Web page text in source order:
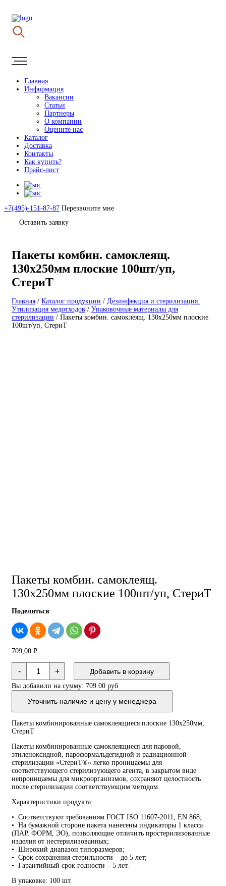
Главная
Информация
Вакансии
Статьи
Партнеры
О компании
Оцените нас
Каталог
Доставка
Контакты
Как купить?
Прайс-лист
+7(495)-151-87-87 Перезвоните мне
Оставить заявку
Пакеты комбин. самоклеящ.
130х250мм плоские 100шт/уп,
СтериТ
Главная / Каталог продукции / Дезинфекция и стерилизация.
Утилизация медотходов / Упаковочные материалы для
стерилизации / Пакеты комбин. самоклеящ. 130х250мм плоские
100шт/уп, СтериТ
Пакеты комбин. самоклеящ.
130х250мм плоские 100шт/уп, СтериТ
Поделиться
709,00 ₽
-
Количество
товара
Пакеты
комбин.
130х250мм
100шт/
уп,
СтериТ
+ Добавить в корзину
Вы добавили на сумму: 709.00 руб
Уточнить наличие и цену у менеджера
Пакеты комбинированные самоклеящиеся плоские 130х250мм,
СтериТ
Пакеты комбинированные самоклеящиеся для паровой,
этиленоксидной, пароформальдегидной и радиационной
стерилизации «СтериТ®» легко проницаемы для
соответствующего стерилизующего агента, в закрытом виде
непроницаемы для микроорганизмов, сохраняют целостность
после стерилизации соответствующим методом.
Характеристики продукта:
• Соответствуют требованиям ГОСТ ISO 11607-2011, EN 868;
• На бумажной стороне пакета нанесены индикаторы 1 класса
(ПАР, ФОРМ, ЭО), позволяющие отличить простерилизованные
изделия от нестерилизованных;
• Широкий диапазон типоразмеров;
• Срок сохранения стерильности – до 5 лет;
• Гарантийный срок годности – 5 лет.
В упаковке: 100 шт.